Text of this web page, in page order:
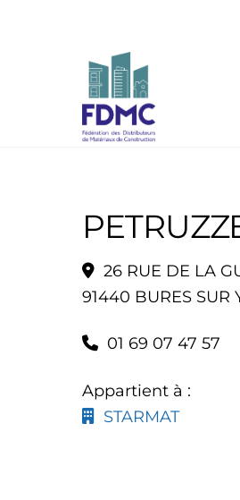
26 RUE DE LA
91440 BURES SUR
01 69 07 47 57
Appartient à :
STARMAT